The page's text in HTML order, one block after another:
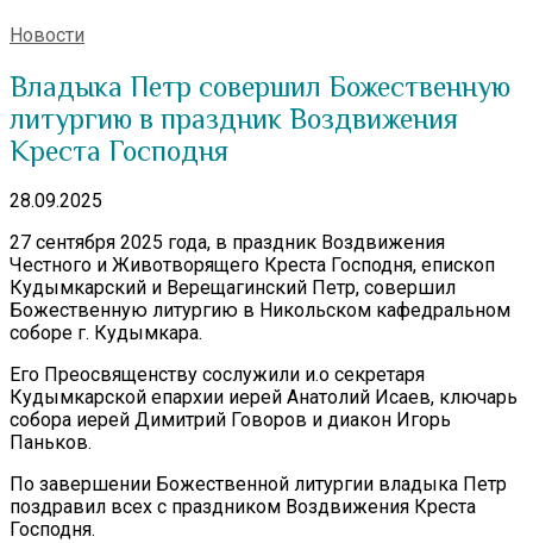
Новости
Владыка Петр совершил Божественную
литургию в праздник Воздвижения
Креста Господня
28.09.2025
27 сентября 2025 года, в праздник Воздвижения
Честного и Животворящего Креста Господня, епископ
Кудымкарский и Верещагинский Петр, совершил
Божественную литургию в Никольском кафедральном
соборе г. Кудымкара.
Его Преосвященству сослужили и.о секретаря
Кудымкарской епархии иерей Анатолий Исаев, ключарь
собора иерей Димитрий Говоров и диакон Игорь
Паньков.
По завершении Божественной литургии владыка Петр
поздравил всех с праздником Воздвижения Креста
Господня.